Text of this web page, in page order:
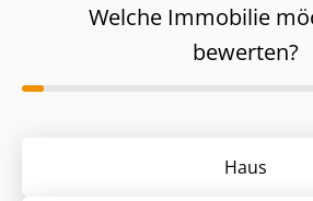
Welche Immobilie
bewerten?
Haus